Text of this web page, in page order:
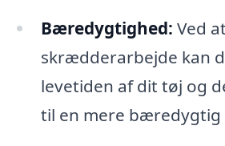
Bæredygtighed: Ved
skrædderarbejde kan
levetiden af dit tøj og
til en mere bæredygtig